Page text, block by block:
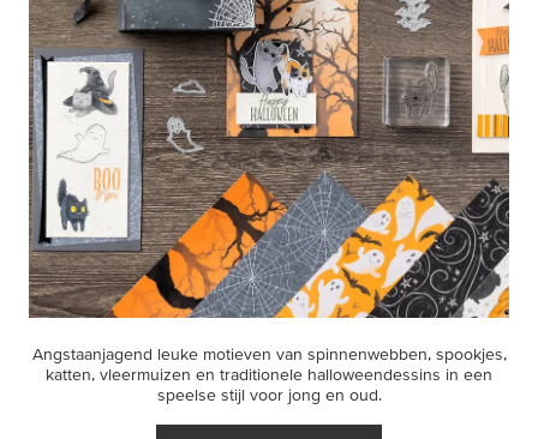
Angstaanjagend leuke motieven van spinnenwebben, spookjes,
katten, vleermuizen en traditionele halloweendessins in een
speelse stijl voor jong en oud.